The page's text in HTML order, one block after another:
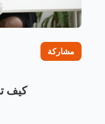
مشاركة
كيف